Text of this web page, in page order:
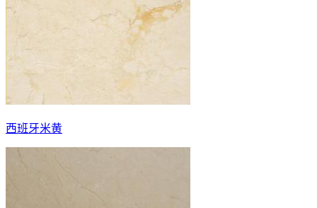
西班牙米黄